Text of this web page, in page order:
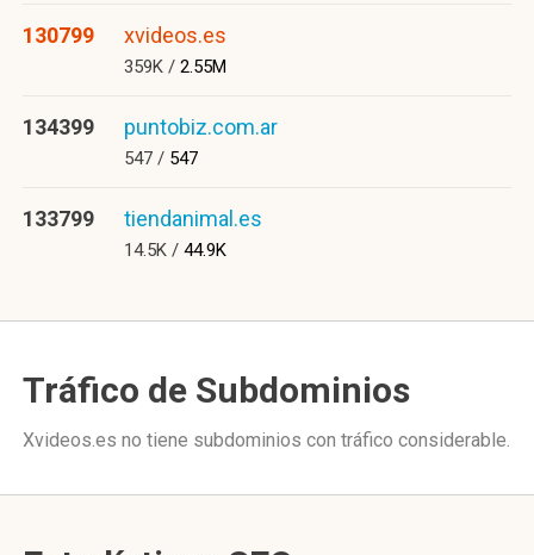
130799 xvideos.es
359K / 2.55M
134399 puntobiz.com.ar
547 / 547
133799 tiendanimal.es
14.5K / 44.9K
Tráfico de Subdominios
Xvideos.es no tiene subdominios con tráfico considerable.